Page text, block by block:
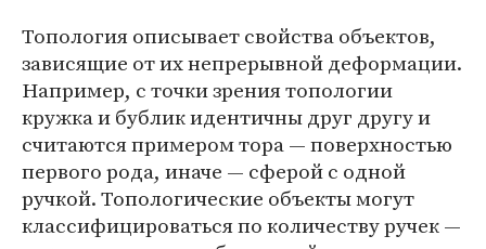
Топология описывает свойства объектов,
зависящие от их непрерывной деформации.
Например, с точки зрения топологии
кружка и бублик идентичны друг другу и
считаются примером тора — поверхностью
первого рода, иначе — сферой с одной
ручкой. Топологические объекты могут
классифицироваться по количеству ручек —